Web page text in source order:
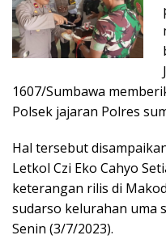
1607/Sumbawa
Polsek jajaran Polres
Hal tersebut
Letkol Czi Eko Cahyo
keterangan rilis di
sudarso kelurahan uma
Senin (3/7/2023).